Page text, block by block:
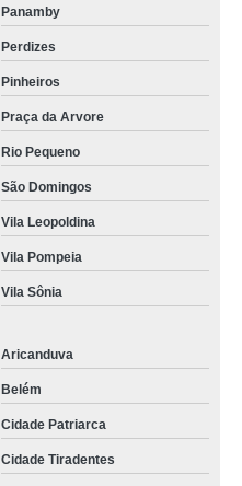
Panamby
Perdizes
Pinheiros
Praça da Arvore
Rio Pequeno
São Domingos
Vila Leopoldina
Vila Pompeia
Vila Sônia
Aricanduva
Belém
Cidade Patriarca
Cidade Tiradentes